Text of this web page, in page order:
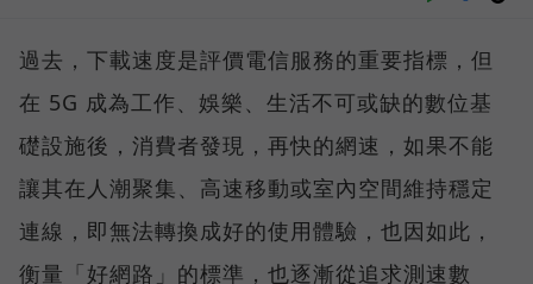
過去，下載速度是評價電信服務的重要指標，但
在 5G 成為工作、娛樂、生活不可或缺的數位基
礎設施後，消費者發現，再快的網速，如果不能
讓其在人潮聚集、高速移動或室內空間維持穩定
連線，即無法轉換成好的使用體驗，也因如此，
衡量「好網路」的標準，也逐漸從追求測速數